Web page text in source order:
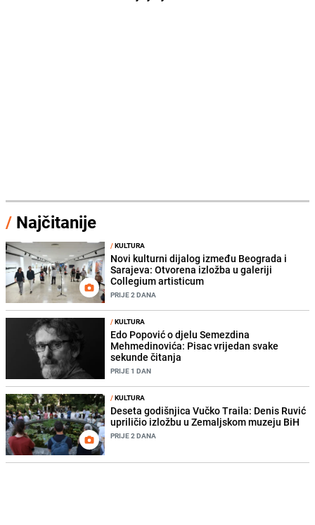
/ Najčitanije
/KULTURA
Novi kulturni dijalog između Beograda i
Sarajeva: Otvorena izložba u galeriji
Collegium artisticum
PRIJE 2 DANA
/KULTURA
Edo Popović o djelu Semezdina
Mehmedinovića: Pisac vrijedan svake
sekunde čitanja
PRIJE 1 DAN
/KULTURA
Deseta godišnjica Vučko Traila: Denis Ruvić
upriličio izložbu u Zemaljskom muzeju BiH
PRIJE 2 DANA